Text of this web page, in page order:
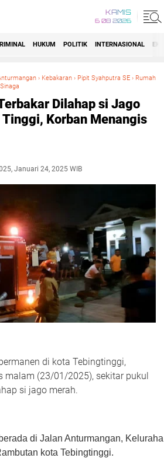
KAMIS
6 08 2026
HUKUM POLITIK INTERNASIONAL
› Kebakaran › Pipit Syahputra SE › Rumah
Dilahap si Jago
Korban Menangis
Januari 24, 2025 WIB
di kota Tebingtinggi,
malam (23/01/2025), sekitar pukul
si jago merah.
di Jalan Anturmangan,
kota Tebingtinggi.